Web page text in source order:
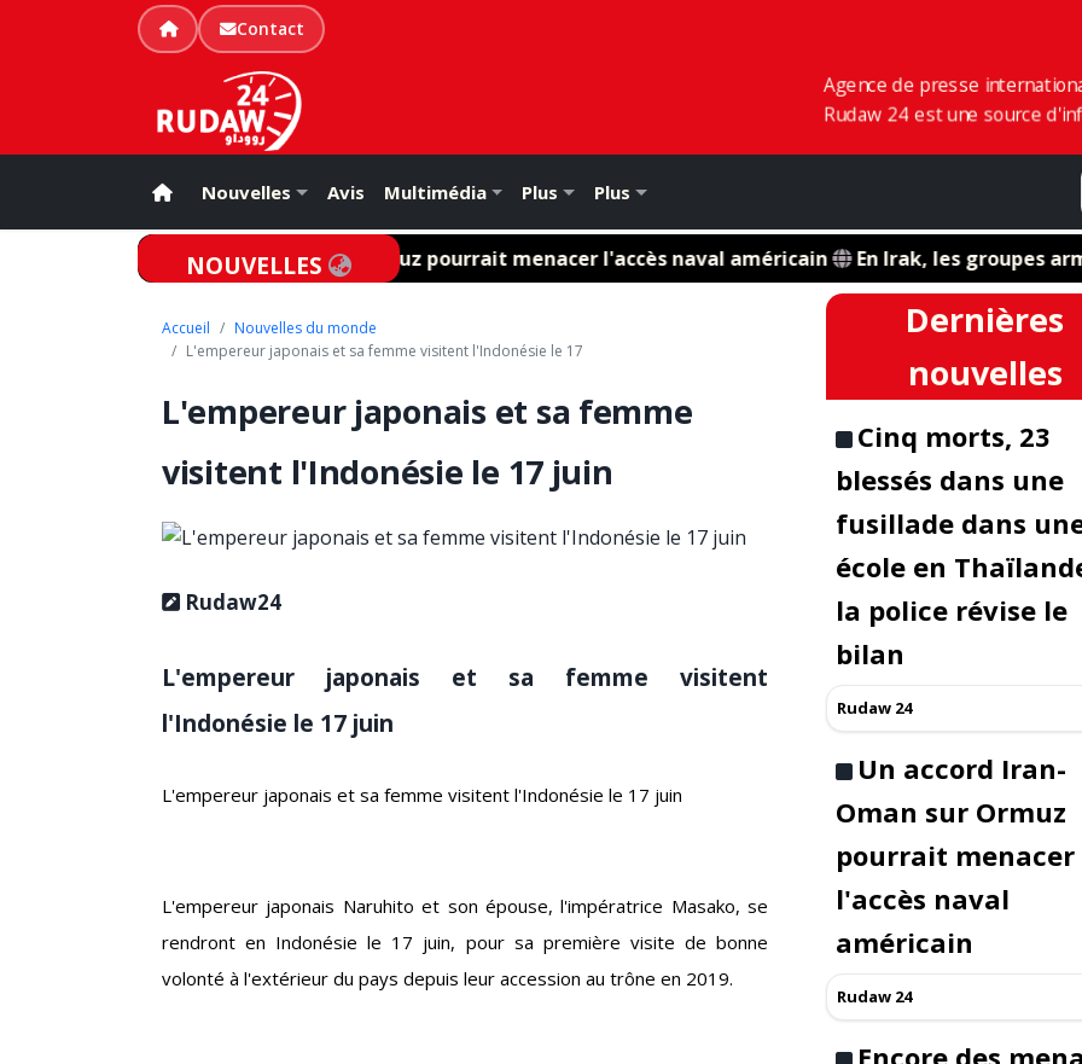
Contact
Agence de presse
Rudaw 24 est une source
Nouvelles Avis Multimédia Plus Plus
NOUVELLES
Un accord Iran-Oman sur Ormuz pourrait menacer l'accès naval américain En Irak, les groupes
Accueil
Nouvelles du monde
L'empereur japonais et sa femme visitent l'Indonésie le 17
L'empereur japonais et sa femme
visitent l'Indonésie le 17 juin
Rudaw24
L'empereur japonais et sa femme visitent
l'Indonésie le 17 juin
L'empereur japonais et sa femme visitent l'Indonésie le 17 juin
L'empereur japonais Naruhito et son épouse, l'impératrice Masako, se
rendront en Indonésie le 17 juin, pour sa première visite de bonne
volonté à l'extérieur du pays depuis leur accession au trône en 2019.
Dernières
nouvelles
Cinq morts, 23
blessés dans une
fusillade dans
école en
la police révise le
bilan
Rudaw 24
Un accord Iran-
Oman sur Ormuz
pourrait menacer
l'accès naval
américain
Rudaw 24